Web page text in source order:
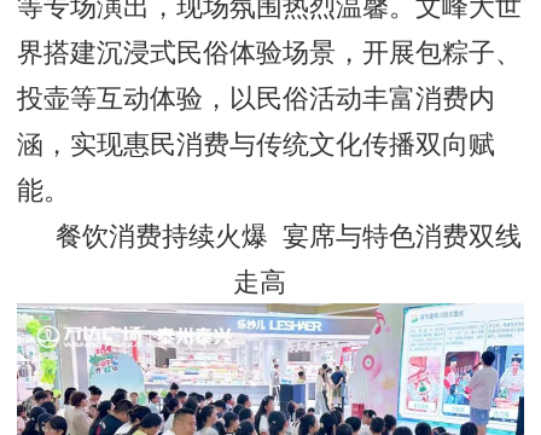
界搭建沉浸式民俗体验场景，开展包粽子、
投壶等互动体验，以民俗活动丰富消费内
涵，实现惠民消费与传统文化传播双向赋
能。
餐饮消费持续火爆 宴席与特色消费双线
走高